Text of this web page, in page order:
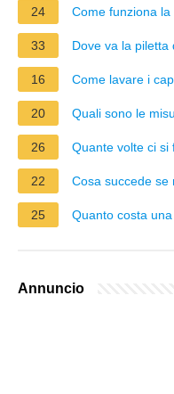
24 Come funziona
33 Dove va la piletta
16 Come lavare i
20 Quali sono le
26 Quante volte ci si
22 Cosa succede se
25 Quanto costa
Annuncio